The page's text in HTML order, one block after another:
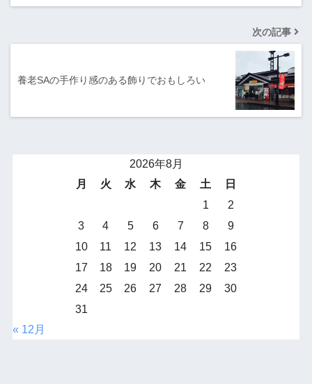
次の記事
養老SAの手作り感のある飾りでおもしろい
2026年8月
月
火 水 木 金 土
日
1
2
3
4 5 6 7 8
9
10
11 12 13 14 15
16
17
18 19 20 21 22
23
24
25 26 27 28 29
30
31
« 12月